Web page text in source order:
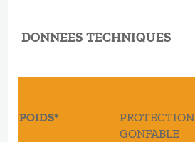
DONNEES TECHNIQUES
POIDS*
PROTECTION
GONFABLE